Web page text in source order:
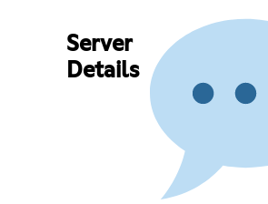
Server
Details